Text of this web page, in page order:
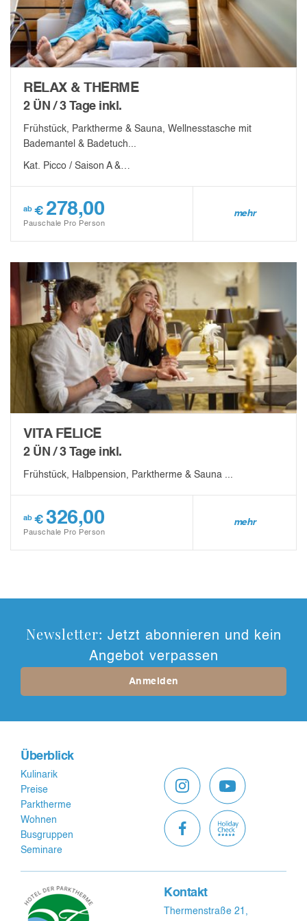
RELAX & THERME
2 ÜN / 3 Tage inkl.
Frühstück, Parktherme & Sauna, Wellnesstasche mit
Bademantel & Badetuch...
Kat. Picco / Saison A &…
ab € 278,00
Pauschale Pro Person
mehr
VITA FELICE
2 ÜN / 3 Tage inkl.
Frühstück, Halbpension, Parktherme & Sauna ...
ab € 326,00
Pauschale Pro Person
mehr
Newsletter: Jetzt abonnieren und kein
Angebot verpassen
Anmelden
Kontakt
Thermenstraße 21,
Überblick
Kulinarik
Preise
Parktherme
Wohnen
Busgruppen
Seminare